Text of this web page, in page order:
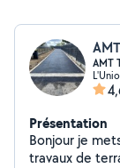
AMT
Présentation
Bonjour je
travaux de